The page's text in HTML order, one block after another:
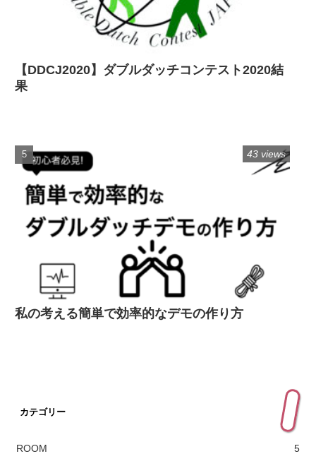
【DDCJ2020】ダブルダッチコンテスト2020結
果
私の考える簡単で効率的なデモの作り方
43 views
カテゴリー
ROOM 5